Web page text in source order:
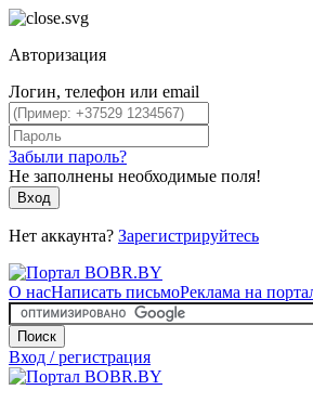
Авторизация
Логин, телефон или email
Забыли пароль?
Не заполнены необходимые поля!
Вход
Нет аккаунта? Зарегистрируйтесь
О насНаписать письмоРеклама на
Поиск
Вход / регистрация